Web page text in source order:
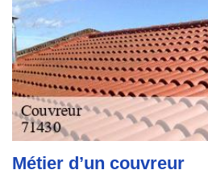
Métier d’un couvreur